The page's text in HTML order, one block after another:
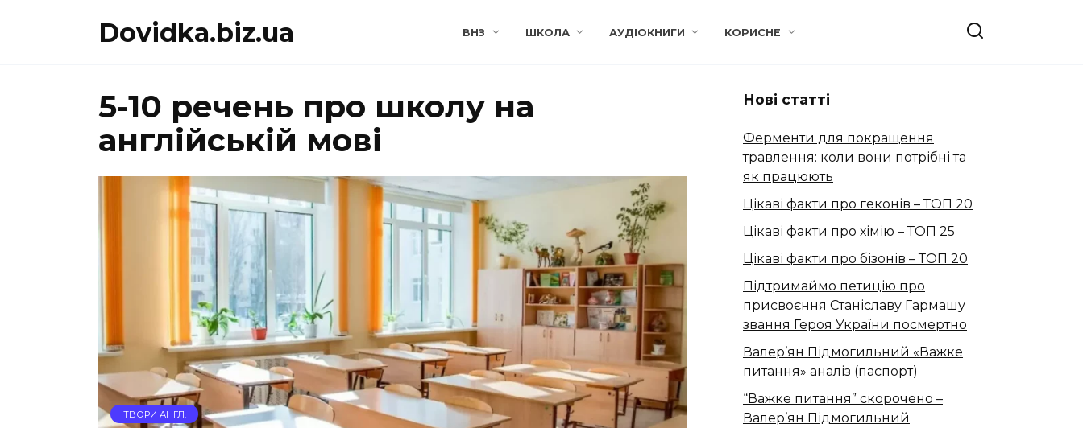
Dovidka.biz.ua ВНЗ ШКОЛА АУДІОКНИГИ КОРИСНЕ
5-10 речень про школу на
англійській мові
ТВОРИ АНГЛ.
Нові статті
Ферменти для покращення
травлення: коли вони потрібні та
як працюють
Цікаві факти про геконів – ТОП 20
Цікаві факти про хімію – ТОП 25
Цікаві факти про бізонів – ТОП 20
Підтримаймо петицію про
присвоєння Станіславу Гармашу
звання Героя України посмертно
Валер’ян Підмогильний «Важке
питання» аналіз (паспорт)
“Важке питання” скорочено –
Валер’ян Підмогильний